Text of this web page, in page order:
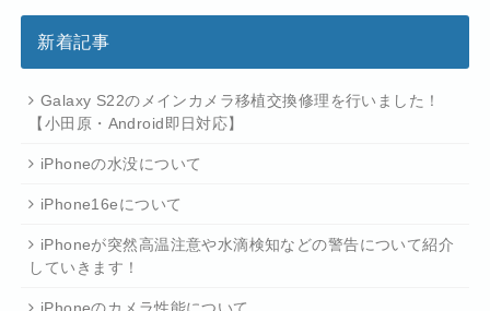
新着記事
Galaxy S22のメインカメラ移植交換修理を行いました！
【小田原・Android即日対応】
iPhoneの水没について
iPhone16eについて
iPhoneが突然高温注意や水滴検知などの警告について紹介
していきます！